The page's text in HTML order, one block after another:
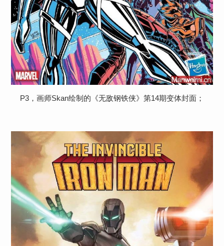
P3，画师Skan绘制的《无敌钢铁侠》第14期变体封面；